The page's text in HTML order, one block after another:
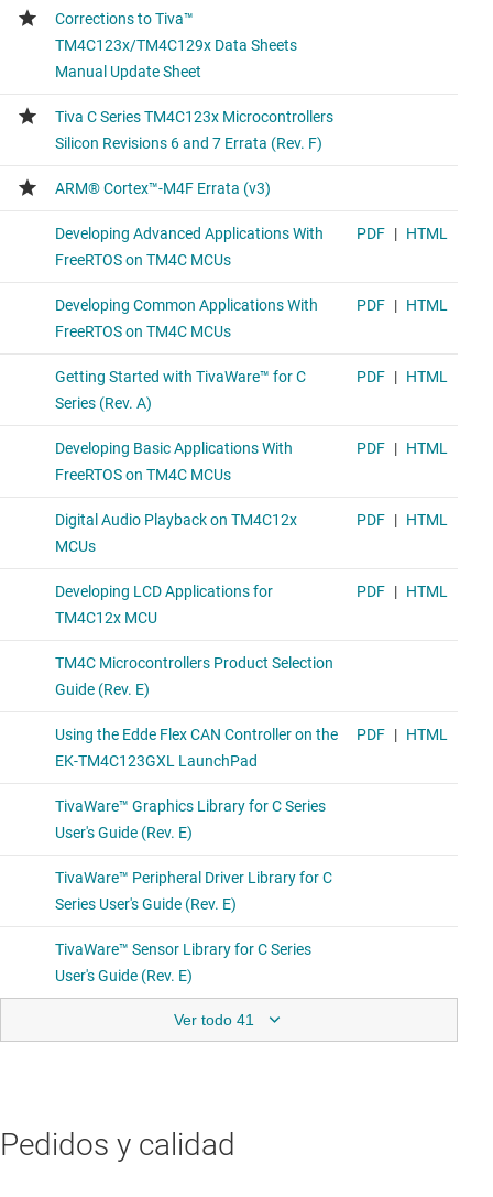
Ver todo 41
Pedidos y calidad